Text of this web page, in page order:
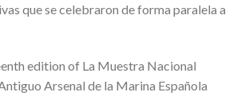
que se celebraron de forma paralela a
edition of La Muestra Nacional
Arsenal de la Marina Española